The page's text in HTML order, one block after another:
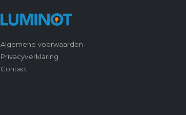
Algemene voorwaarden
Privacyverklaring
Contact